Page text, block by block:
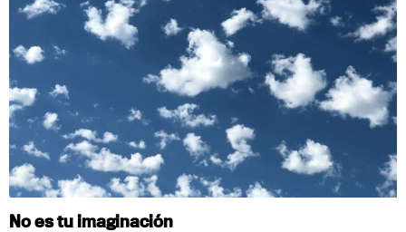
No es tu imaginación